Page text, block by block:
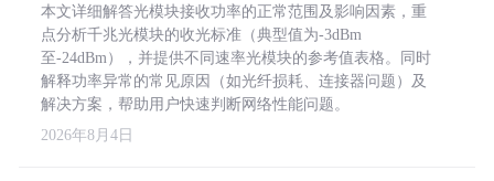
本文详细解答光模块接收功率的正常范围及影响因素，重
点分析千兆光模块的收光标准（典型值为-3dBm
至-24dBm），并提供不同速率光模块的参考值表格。同时
解释功率异常的常见原因（如光纤损耗、连接器问题）及
解决方案，帮助用户快速判断网络性能问题。
2026年8月4日